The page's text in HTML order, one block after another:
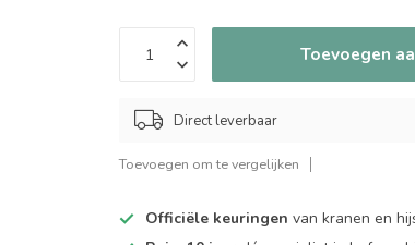
Toevoegen
Direct leverbaar
Toevoegen om te vergelijken
Officiële keuringen van kranen en